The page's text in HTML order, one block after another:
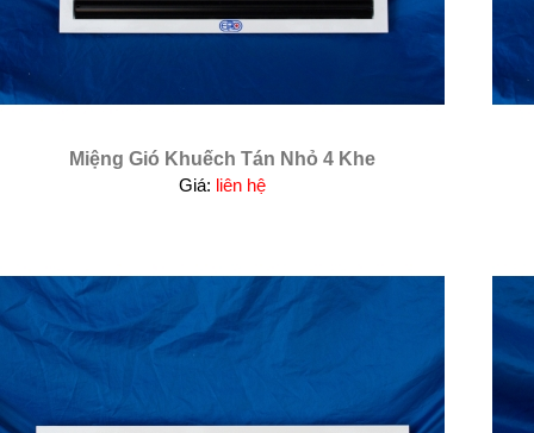
Miệng Gió Khuếch Tán Nhỏ 4 Khe
Giá: liên hệ